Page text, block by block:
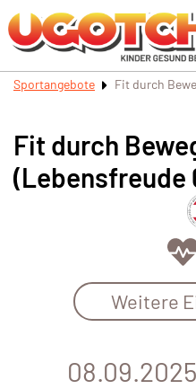
Sportangebote Fit durch
Fit durch
(Lebensfreude
Weitere